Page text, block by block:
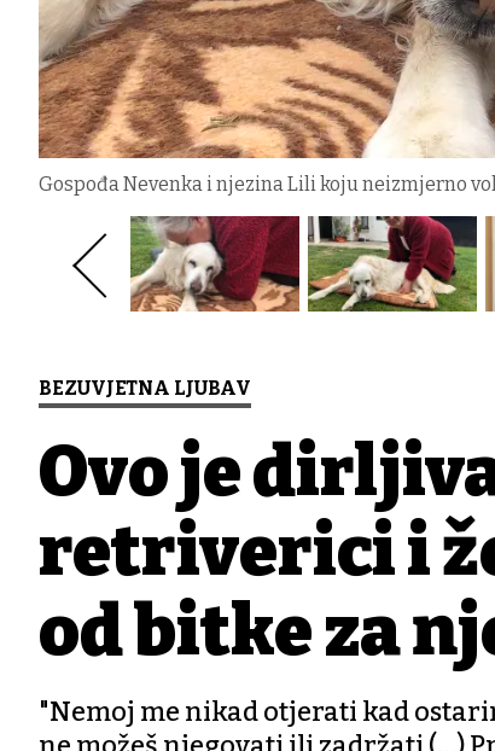
Gospođa Nevenka i njezina Lili koju neizmjerno
BEZUVJETNA LJUBAV
Ovo je
retriverici i
od bitke za
"Nemoj me nikad otjerati kad